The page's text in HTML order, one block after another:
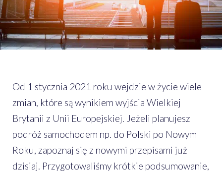
Od 1 stycznia 2021 roku wejdzie w życie wiele
zmian, które są wynikiem wyjścia Wielkiej
Brytanii z Unii Europejskiej. Jeżeli planujesz
podróż samochodem np. do Polski po Nowym
Roku, zapoznaj się z nowymi przepisami już
dzisiaj. Przygotowaliśmy krótkie podsumowanie,